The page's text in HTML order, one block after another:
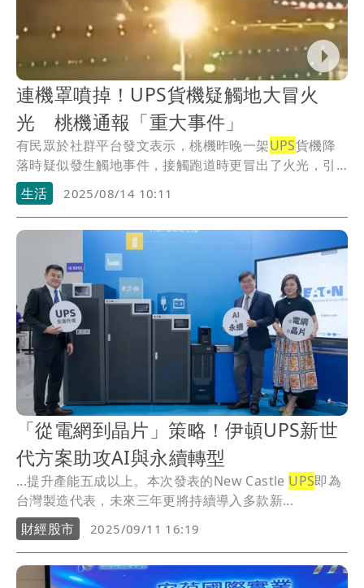
連機罩噴掉！UPS貨機疑觸地大冒火
光 桃機通報「重大事件」
有民眾於社群平台發文表示，桃機昨晚一架UPS貨機降
落時疑似發生觸地事件，接觸跑道時更冒出了火光，引
發...
生活 2025/08/14 10:11
「從電網到晶片」策略！伊頓UPS新世
代方案助攻AI與永續轉型
...提升產能五成以上。本次發表的New Castle UPS即為
台灣製造代表，未來三年更將持續導入多款新...
財經股市
2025/09/11 16:19